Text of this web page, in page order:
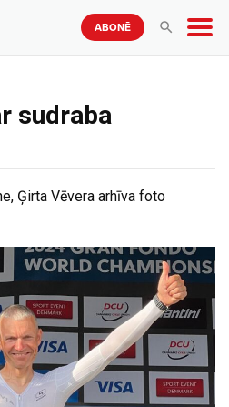
ABONĒ
sudraba
Ģirta Vēvera arhīva foto